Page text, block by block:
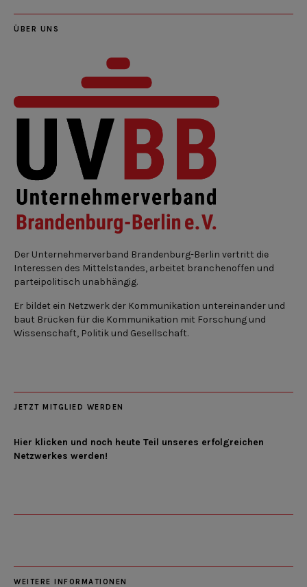
ÜBER UNS
Der Unternehmerverband Brandenburg-Berlin vertritt die
Interessen des Mittelstandes, arbeitet branchenoffen und
parteipolitisch unabhängig.
Er bildet ein Netzwerk der Kommunikation untereinander und
baut Brücken für die Kommunikation mit Forschung und
Wissenschaft, Politik und Gesellschaft.
JETZT MITGLIED WERDEN
Hier klicken und noch heute Teil unseres erfolgreichen
Netzwerkes werden!
WEITERE INFORMATIONEN